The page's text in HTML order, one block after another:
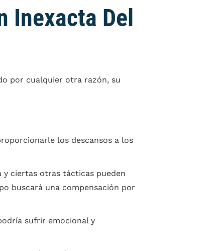
Inexacta Del
por cualquier otra razón, su
los descansos a los
y ciertas otras tácticas pueden
buscará una compensación por
sufrir emocional y